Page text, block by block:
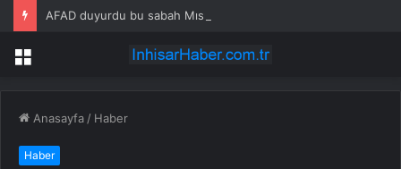
AFAD duyurdu bu sabah Mısır sallandı
Menü
Anasayfa / Haber
Haber